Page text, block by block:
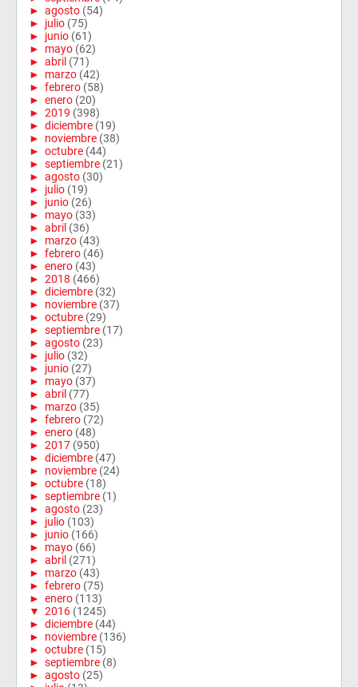
► agosto (54)
► julio (75)
► junio (61)
► mayo (62)
► abril (71)
► marzo (42)
► febrero (58)
► enero (20)
► 2019 (398)
► diciembre (19)
► noviembre (38)
► octubre (44)
► septiembre (21)
► agosto (30)
► julio (19)
► junio (26)
► mayo (33)
► abril (36)
► marzo (43)
► febrero (46)
► enero (43)
► 2018 (466)
► diciembre (32)
► noviembre (37)
► octubre (29)
► septiembre (17)
► agosto (23)
► julio (32)
► junio (27)
► mayo (37)
► abril (77)
► marzo (35)
► febrero (72)
► enero (48)
► 2017 (950)
► diciembre (47)
► noviembre (24)
► octubre (18)
► septiembre (1)
► agosto (23)
► julio (103)
► junio (166)
► mayo (66)
► abril (271)
► marzo (43)
► febrero (75)
► enero (113)
▼ 2016 (1245)
► diciembre (44)
► noviembre (136)
► octubre (15)
► septiembre (8)
► agosto (25)